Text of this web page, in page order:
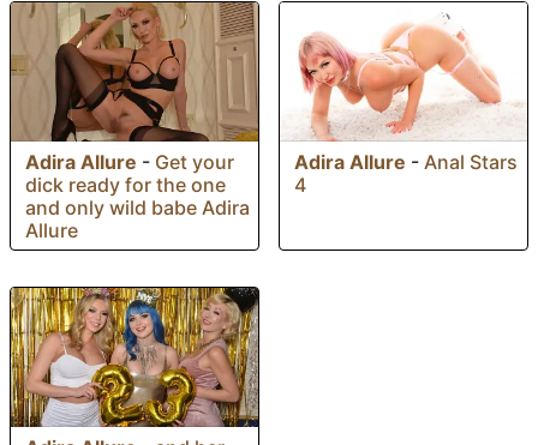
Adira Allure - Get your
dick ready for the one
and only wild babe Adira
Allure
Adira Allure - Anal Stars
4